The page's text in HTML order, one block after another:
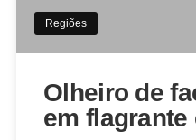
Regiões
Olheiro de
em flagrante